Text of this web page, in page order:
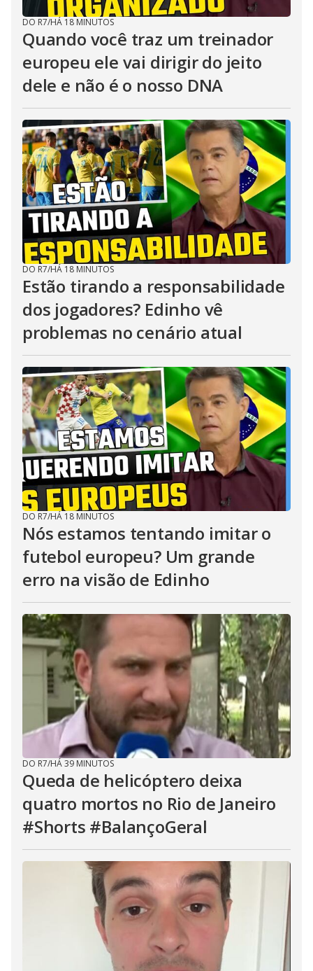
DO R7/HÁ 18 MINUTOS
Quando você traz um treinador
europeu ele vai dirigir do jeito
dele e não é o nosso DNA
DO R7/HÁ 18 MINUTOS
Estão tirando a responsabilidade
dos jogadores? Edinho vê
problemas no cenário atual
DO R7/HÁ 18 MINUTOS
Nós estamos tentando imitar o
futebol europeu? Um grande
erro na visão de Edinho
DO R7/HÁ 39 MINUTOS
Queda de helicóptero deixa
quatro mortos no Rio de Janeiro
#Shorts #BalançoGeral